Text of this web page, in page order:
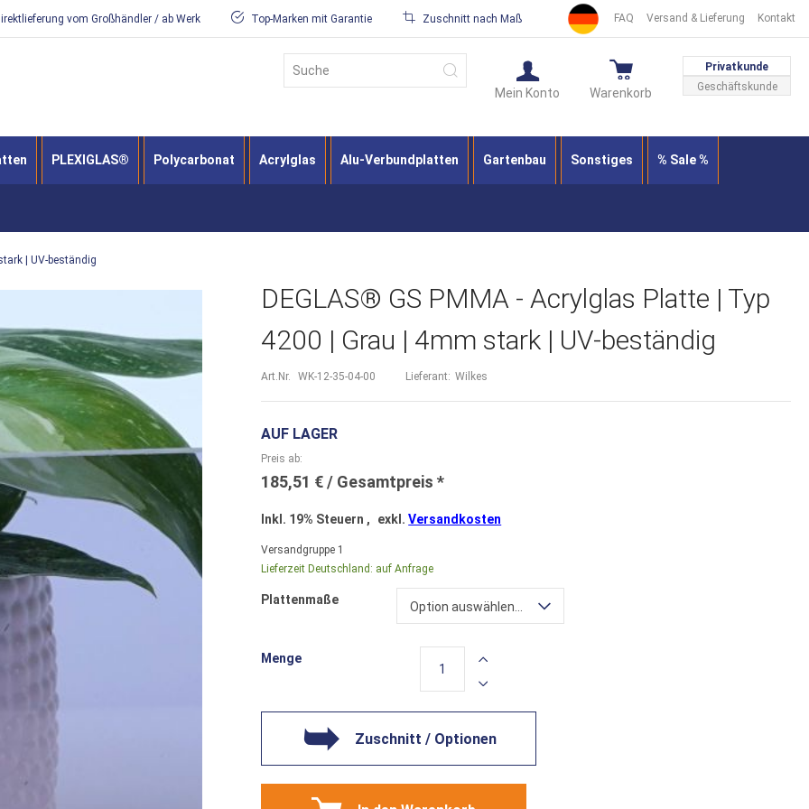
FAQ Versand & Lieferung Kontakt
vom Großhändler / ab Werk Top-Marken mit Garantie Zuschnitt nach Maß
Privatkunde
Geschäftskunde
Warenkorb
Mein Konto
Suche
PLEXIGLAS® Polycarbonat Acrylglas Alu-Verbundplatten Gartenbau Sonstiges % Sale %
| UV-beständig
DEGLAS® GS PMMA - Acrylglas Platte | Typ
4200 | Grau | 4mm stark | UV-beständig
Art.Nr. WK-12-35-04-00 Lieferant: Wilkes
AUF LAGER
Preis ab
185,51 €
Inkl. 19% Steuern , exkl.Versandkosten
Versandgruppe 1
Lieferzeit Deutschland: auf Anfrage
Plattenmaße Option auswählen...
Menge
Zuschnitt / Optionen